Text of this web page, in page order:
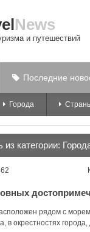
News
и путешествий
Последние
Города
из категории:
рядом с
в окрестностях